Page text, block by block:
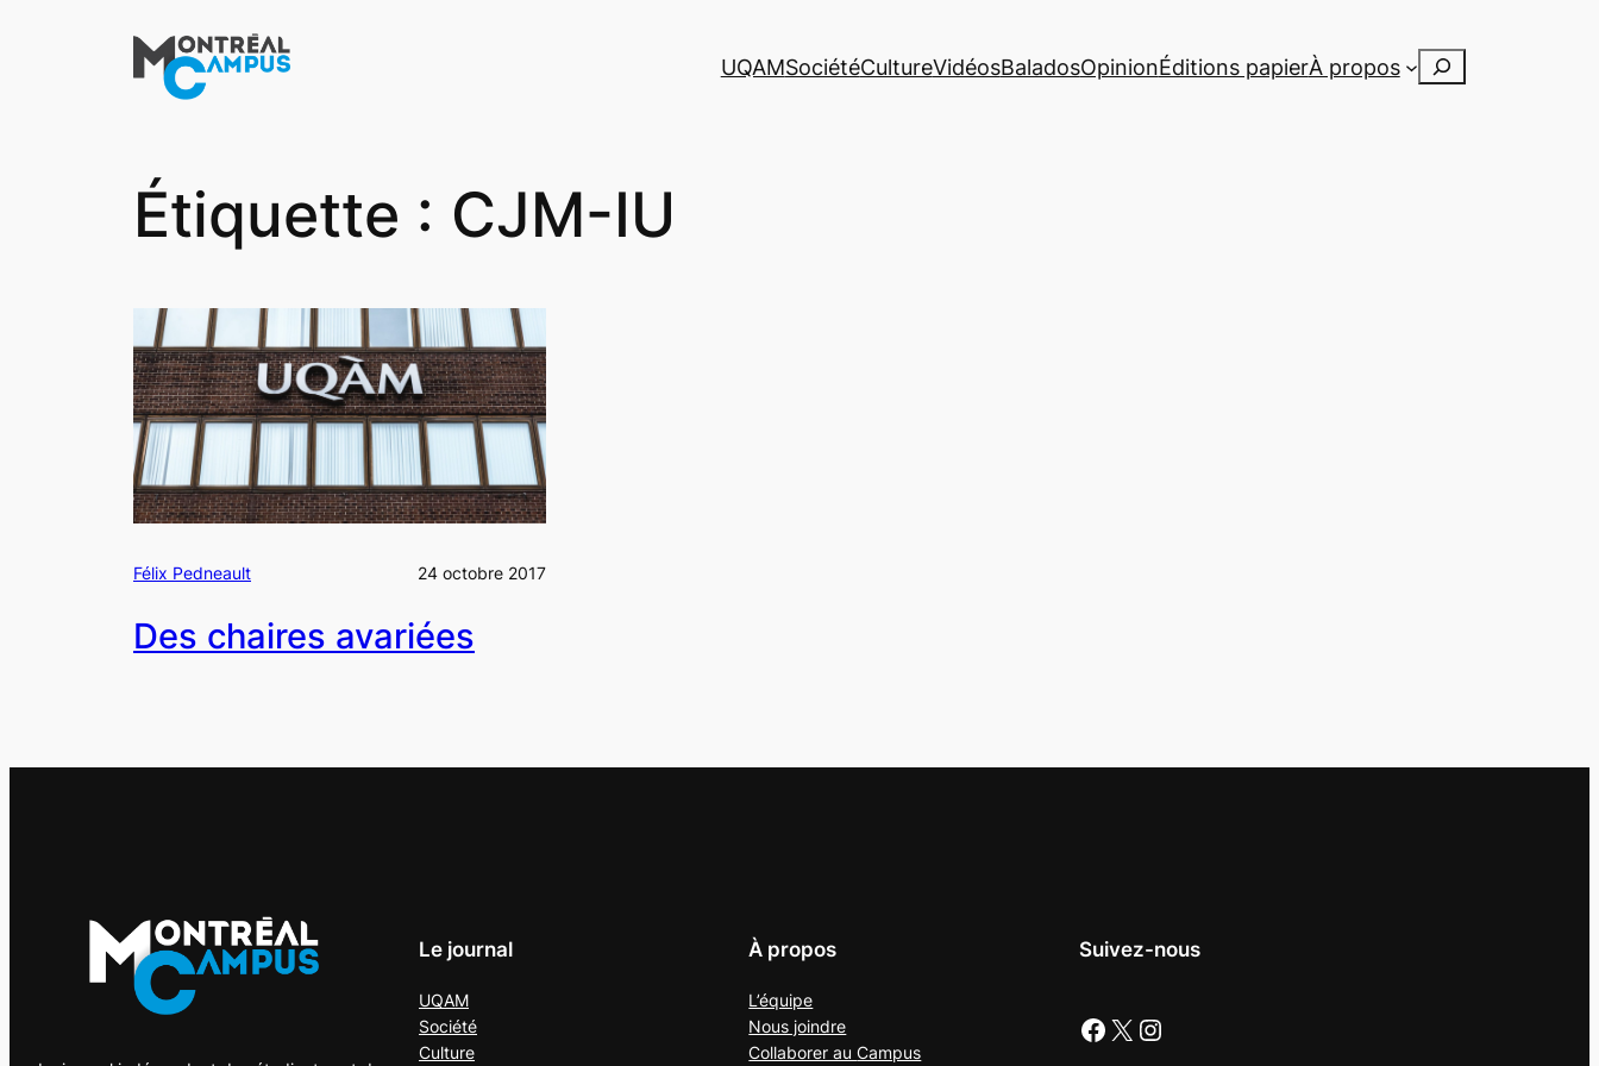
UQAMSociétéCultureVidéosBaladosOpinionÉditions papierÀ propos Rechercher
Étiquette : CJM-IU
Félix Pedneault 24 octobre 2017
Des chaires avariées
Le journal
UQAM
Société
Culture
À propos
L’équipe
Nous joindre
Collaborer auCampus
Suivez-nous
Facebook X Instagram